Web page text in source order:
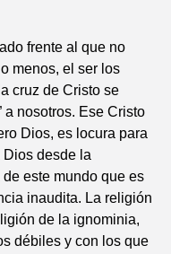
frente al que no
menos, el ser los
cruz de Cristo se
a nosotros. Ese Cristo
Dios, es locura para
Dios desde la
este mundo que es
inaudita. La religión
de la ignominia,
débiles y con los que